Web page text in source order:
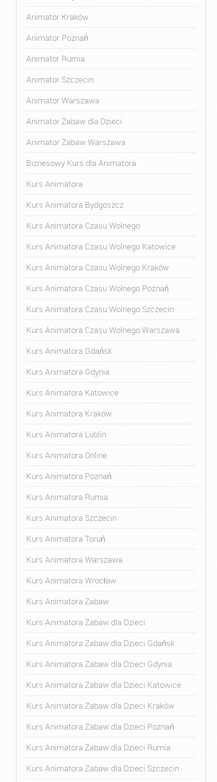
Animator Kraków
Animator Poznań
Animator Rumia
Animator Szczecin
Animator Warszawa
Animator Zabaw dla Dzieci
Animator Zabaw Warszawa
Biznesowy Kurs dla Animatora
Kurs Animatora
Kurs Animatora Bydgoszcz
Kurs Animatora Czasu Wolnego
Kurs Animatora Czasu Wolnego Katowice
Kurs Animatora Czasu Wolnego Kraków
Kurs Animatora Czasu Wolnego Poznań
Kurs Animatora Czasu Wolnego Szczecin
Kurs Animatora Czasu Wolnego Warszawa
Kurs Animatora Gdańsk
Kurs Animatora Gdynia
Kurs Animatora Katowice
Kurs Animatora Kraków
Kurs Animatora Lublin
Kurs Animatora Online
Kurs Animatora Poznań
Kurs Animatora Rumia
Kurs Animatora Szczecin
Kurs Animatora Toruń
Kurs Animatora Warszawa
Kurs Animatora Wrocław
Kurs Animatora Zabaw
Kurs Animatora Zabaw dla Dzieci
Kurs Animatora Zabaw dla Dzieci Gdańsk
Kurs Animatora Zabaw dla Dzieci Gdynia
Kurs Animatora Zabaw dla Dzieci Katowice
Kurs Animatora Zabaw dla Dzieci Kraków
Kurs Animatora Zabaw dla Dzieci Poznań
Kurs Animatora Zabaw dla Dzieci Rumia
Kurs Animatora Zabaw dla Dzieci Szczecin